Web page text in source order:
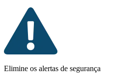
Elimine os alertas de segurança